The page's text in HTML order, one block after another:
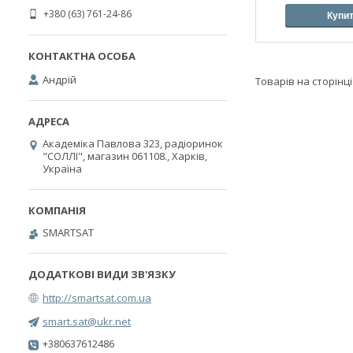
+380 (63) 761-24-86
Андрiй
Академіка Павлова 323, радіоринок
"СОЛЛІ", магазин 061108., Харків,
Україна
SMARTSAT
http://smartsat.com.ua
smart.sat@ukr.net
+380637612486